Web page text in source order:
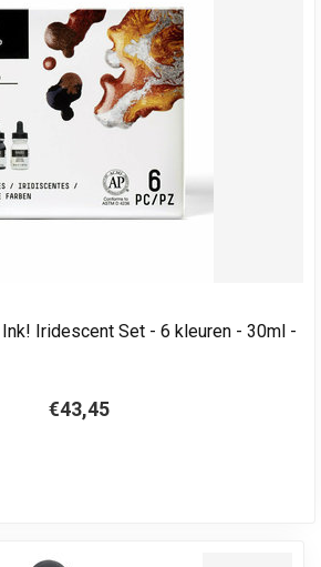
Iridescent Set - 6 kleuren - 30ml -
€43,45